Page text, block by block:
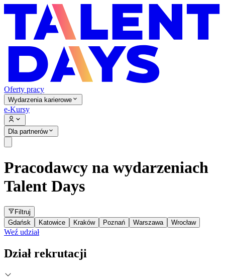
Oferty pracy
Wydarzenia karierowe
e-Kursy
Dla partnerów
Pracodawcy na wydarzeniach
Talent Days
Filtruj
Gdańsk
Katowice Kraków Poznań Warszawa Wrocław
Weź udział
Dział rekrutacji